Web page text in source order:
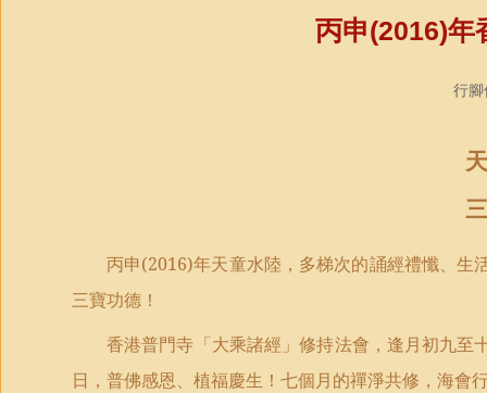
丙申(2016)年
行腳
丙申(2016)年天童水陸， 多梯次的誦經禮懺、生
三寶功德 ！
香港普門寺「大乘諸經」修持法會 ， 逢月初九至
日，普佛感恩、植福慶生 ！ 七個月的禪淨共修，海會